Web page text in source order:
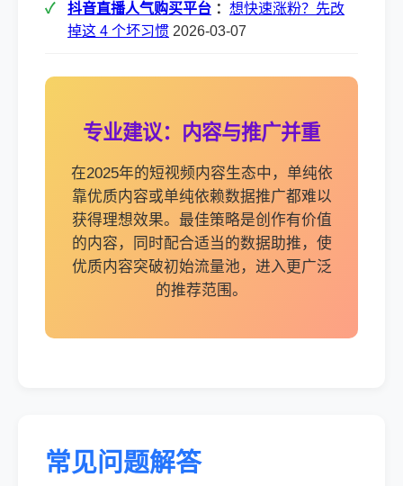
抖音直播人气购买平台 ： 想快速涨粉？先改
掉这 4 个坏习惯 2026-03-07
专业建议：内容与推广并重
在2025年的短视频内容生态中，单纯依
靠优质内容或单纯依赖数据推广都难以
获得理想效果。最佳策略是创作有价值
的内容，同时配合适当的数据助推，使
优质内容突破初始流量池，进入更广泛
的推荐范围。
常见问题解答